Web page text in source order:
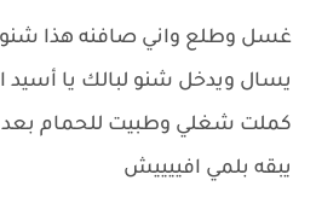
غسل وطلع واني صافنه هذا شنو
يسال ويدخل شنو لبالك يا أسيد
كملت شغلي وطبيت للحمام بعد
يبقه بلمي افييييش